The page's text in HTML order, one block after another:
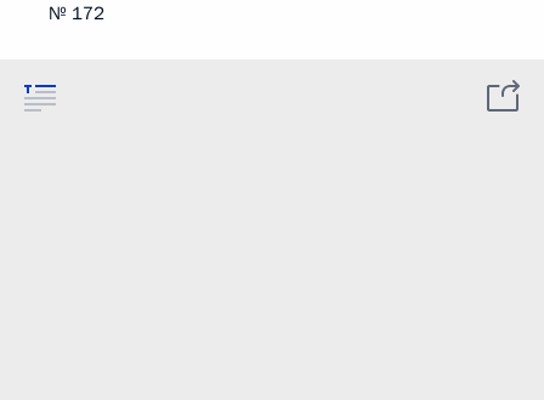
№ 172